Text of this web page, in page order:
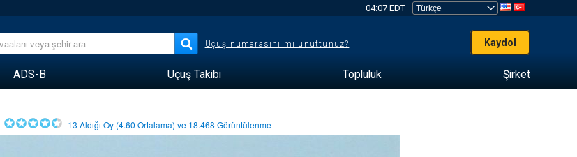
04:07 EDT
Uçuş numarasını mı unuttunuz? Kaydol
ADS-B Uçuş Takibi Topluluk Şirket
13 Aldığı Oy (4.60 Ortalama) ve 18.468 Görüntülenme